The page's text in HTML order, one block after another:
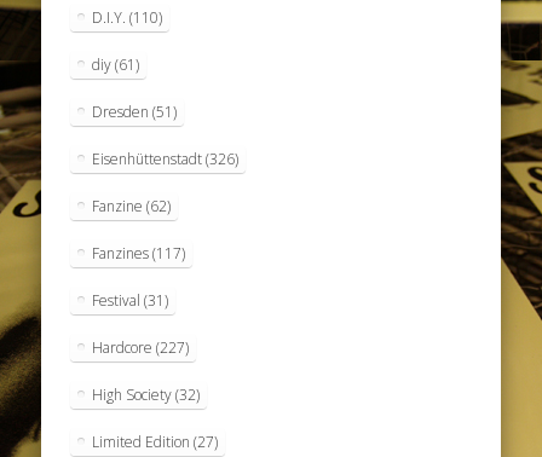
D.I.Y. (110)
diy(61)
Dresden (51)
Eisenhüttenstadt(326)
Fanzine (62)
Fanzines(117)
Festival (31)
Hardcore (227)
High Society(32)
Limited Edition (27)